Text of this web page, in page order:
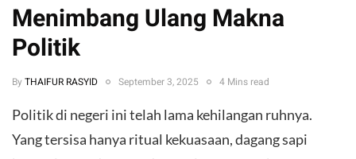
Menimbang Ulang Makna
Politik
By THAIFUR RASYID September 3, 2025 4 Mins read
Politik di negeri ini telah lama kehilangan ruhnya.
Yang tersisa hanya ritual kekuasaan, dagang sapi